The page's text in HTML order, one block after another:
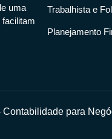
uma
Trabalhista e
Planejamento
para